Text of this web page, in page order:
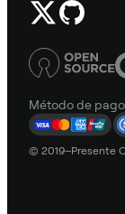
Método de pago
© 2019–Presente